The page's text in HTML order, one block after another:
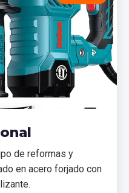
de reformas y
en acero forjado con